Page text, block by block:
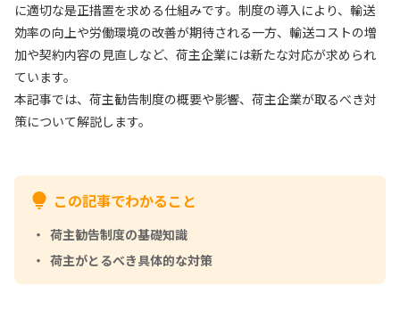
に適切な是正措置を求める仕組みです。制度の導入により、輸送
効率の向上や労働環境の改善が期待される一方、輸送コストの増
加や契約内容の見直しなど、荷主企業には新たな対応が求められ
ています。
本記事では、荷主勧告制度の概要や影響、荷主企業が取るべき対
策について解説します。
この記事でわかること
荷主勧告制度の基礎知識
荷主がとるべき具体的な対策